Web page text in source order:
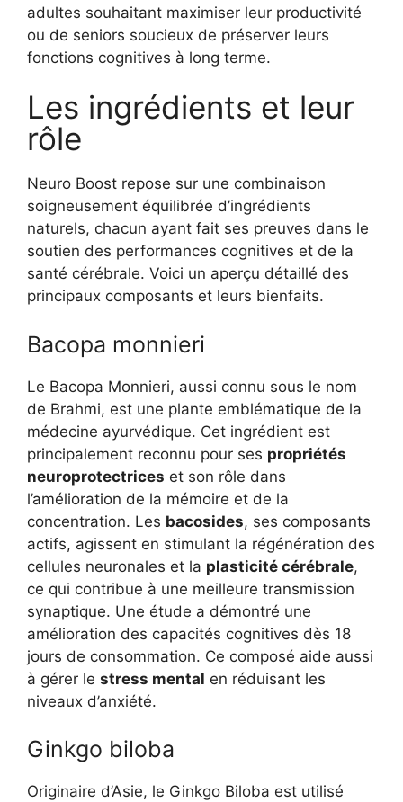
adultes souhaitant maximiser leur productivité
ou de seniors soucieux de préserver leurs
fonctions cognitives à long terme.
Les ingrédients et leur
rôle
Neuro Boost repose sur une combinaison
soigneusement équilibrée d’ingrédients
naturels, chacun ayant fait ses preuves dans le
soutien des performances cognitives et de la
santé cérébrale. Voici un aperçu détaillé des
principaux composants et leurs bienfaits.
Bacopa monnieri
Le Bacopa Monnieri, aussi connu sous le nom
de Brahmi, est une plante emblématique de la
médecine ayurvédique. Cet ingrédient est
principalement reconnu pour ses propriétés
neuroprotectrices et son rôle dans
l’amélioration de la mémoire et de la
concentration. Les bacosides, ses composants
actifs, agissent en stimulant la régénération des
cellules neuronales et la plasticité cérébrale,
ce qui contribue à une meilleure transmission
synaptique. Une étude a démontré une
amélioration des capacités cognitives dès 18
jours de consommation. Ce composé aide aussi
à gérer le stress mental en réduisant les
niveaux d’anxiété.
Ginkgo biloba
Originaire d’Asie, le Ginkgo Biloba est utilisé